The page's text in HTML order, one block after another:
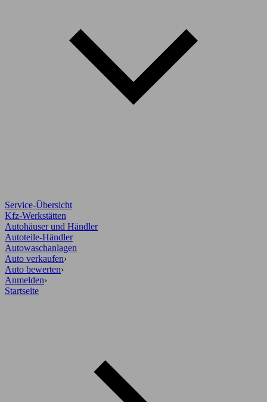
Service-Übersicht
Kfz-Werkstätten
Autohäuser und Händler
Autoteile-Händler
Autowaschanlagen
Auto verkaufen›
Auto bewerten›
Anmelden›
Startseite